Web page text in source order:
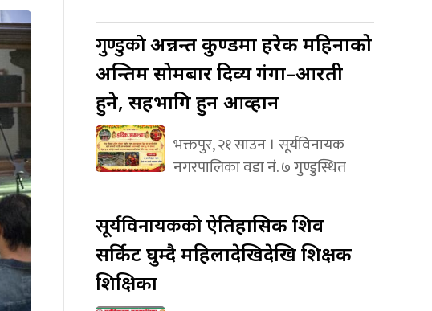
गुण्डुकोअन्नन्त कुण्डमा हरेक महिनाको
अन्तिम सोमबार दिव्य गंगा–आरती
हुने, सहभागि हुन आव्हान
भक्तपुर, २१ साउन । सूर्यविनायक
नगरपालिका वडा नं. ७ गुण्डुस्थित
सूर्यविनायककोऐतिहासिक शिव
सर्किट घुम्दै महिलादेखिदेखि शिक्षक
शिक्षिका